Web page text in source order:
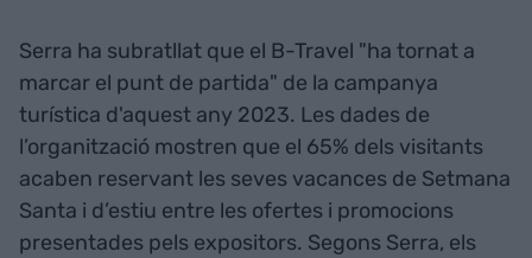
Serra ha subratllat que el B-Travel "ha tornat a
marcar el punt de partida" de la campanya
turística d'aquest any 2023. Les dades de
l’organització mostren que el 65% dels visitants
acaben reservant les seves vacances de Setmana
Santa i d’estiu entre les ofertes i promocions
presentades pels expositors. Segons Serra, els